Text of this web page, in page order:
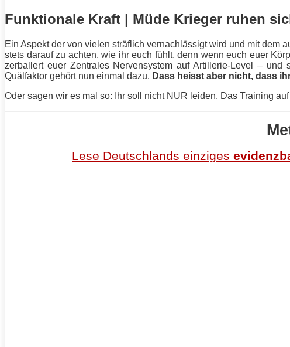
Funktionale Kraft | Müde Krieger ruhen
Ein Aspekt der von vielen sträflich vernachlässigt wird und mit dem
stets darauf zu achten, wie ihr euch fühlt, denn wenn euch euer
zerballert euer Zentrales Nervensystem auf Artillerie-Level – und
Quälfaktor gehört nun einmal dazu. Dass heisst aber nicht, dass
Oder sagen wir es mal so: Ihr soll nicht NUR leiden. Das Training
Lese Deutschlands einziges